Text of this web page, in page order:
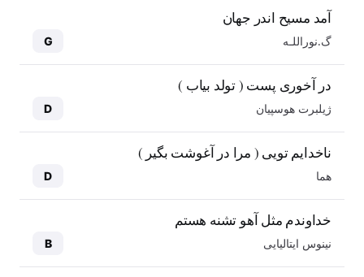
آمد مسیح اندر جهان
گ.نوراللـه G
در آخوری پست ( تولد بیاب )
ژیلبرت هوسپیان D
ناخدایم تویی ( مرا در آغوشت بگیر )
هما D
خداوندم مثل آهو تشنه هستم
نینوس ایتالیایی B